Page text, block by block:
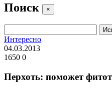
Поиск ×
Интересно
04.03.2013
1650 0
Перхоть: поможет